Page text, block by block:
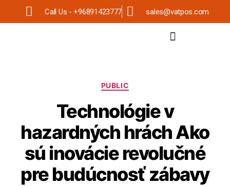
Call Us - +96891423777 sales@vatpos.com
PUBLIC
Technológie v
hazardných hrách Ako
sú inovácie revolučné
pre budúcnosť zábavy